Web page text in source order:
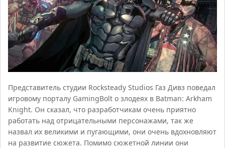
Представитель студии Rocksteady Studios Газ Дивз поведал
игровому порталу GamingBolt о злодеях в Batman: Arkham
Knight. Он сказал, что разработчикам очень приятно
работать над отрицательными персонажами, так же
назвал их великими и пугающими, они очень вдохновляют
на развитие сюжета. Помимо сюжетной линии они